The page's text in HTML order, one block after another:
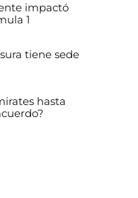
impactó
1
tiene sede
hasta